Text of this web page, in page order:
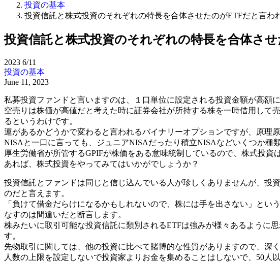
投資の基本
投資信託と株式投資のそれぞれの特長を合体させたのがETFだと言わ
投資信託と株式投資のそれぞれの特長を合体さ
2023 6/11
投資の基本
June 11, 2023
私募投資ファンドと言いますのは、１口単位に設定される投資金額が高額
空売りは株価が高値だと考えた時に証券会社が所持する株を一時借用し
るというわけです。
運があるかどうかで変わると言われるバイナリーオプションですが、原理
NISAと一口に言っても、ジュニアNISAだったり積立NISAなどいくつか種
厚生労働省が所管するGPIFが株価をある意味統制しているので、株式投
あれば、株式投資をやってみてはいかがでしょうか？
投資信託とファンドは同じと信じ込んでいる人が珍しくありませんが、投
のだと言えます。
「負けて借金だらけになるかもしれないので、株には手を出さない」と
なすのは間違いだと断言します。
株みたいに取引可能な投資信託に類別されるETFは強みが様々あるように
す。
先物取引に関しては、他の投資に比べて賭博的な性質がありますので、深
人数の上限を設定しないで投資家よりお金を集めることはしないで、50人